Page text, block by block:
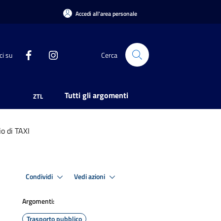
Accedi all'area personale
su Cerca
ZTL Tutti gli argomenti
di TAXI
Condividi Vedi azioni
Argomenti:
Trasporto pubblico